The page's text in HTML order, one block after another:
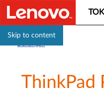
Skip to content
ThinkPad